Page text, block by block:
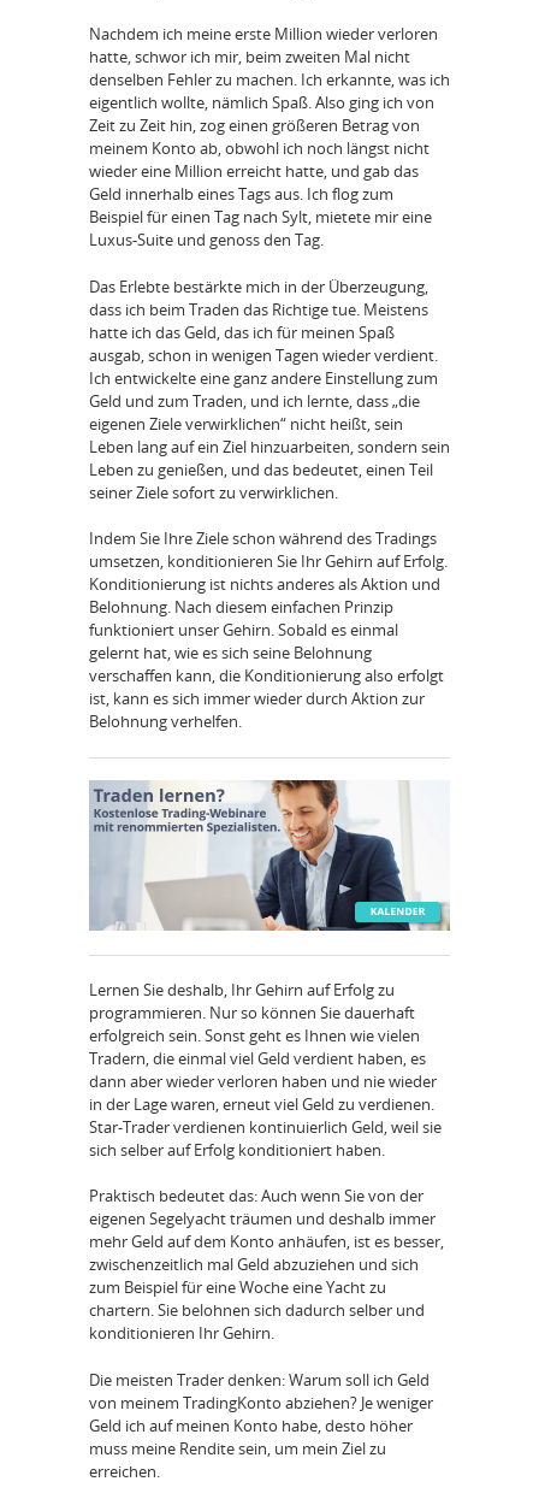
Nachdem ich meine erste Million wieder verloren
hatte, schwor ich mir, beim zweiten Mal nicht
denselben Fehler zu machen. Ich erkannte, was ich
eigentlich wollte, nämlich Spaß. Also ging ich von
Zeit zu Zeit hin, zog einen größeren Betrag von
meinem Konto ab, obwohl ich noch längst nicht
wieder eine Million erreicht hatte, und gab das
Geld innerhalb eines Tags aus. Ich flog zum
Beispiel für einen Tag nach Sylt, mietete mir eine
Luxus-Suite und genoss den Tag.
Das Erlebte bestärkte mich in der Überzeugung,
dass ich beim Traden das Richtige tue. Meistens
hatte ich das Geld, das ich für meinen Spaß
ausgab, schon in wenigen Tagen wieder verdient.
Ich entwickelte eine ganz andere Einstellung zum
Geld und zum Traden, und ich lernte, dass „die
eigenen Ziele verwirklichen“ nicht heißt, sein
Leben lang auf ein Ziel hinzuarbeiten, sondern sein
Leben zu genießen, und das bedeutet, einen Teil
seiner Ziele sofort zu verwirklichen.
Indem Sie Ihre Ziele schon während des Tradings
umsetzen, konditionieren Sie Ihr Gehirn auf Erfolg.
Konditionierung ist nichts anderes als Aktion und
Belohnung. Nach diesem einfachen Prinzip
funktioniert unser Gehirn. Sobald es einmal
gelernt hat, wie es sich seine Belohnung
verschaffen kann, die Konditionierung also erfolgt
ist, kann es sich immer wieder durch Aktion zur
Belohnung verhelfen.
Lernen Sie deshalb, Ihr Gehirn auf Erfolg zu
programmieren. Nur so können Sie dauerhaft
erfolgreich sein. Sonst geht es Ihnen wie vielen
Tradern, die einmal viel Geld verdient haben, es
dann aber wieder verloren haben und nie wieder
in der Lage waren, erneut viel Geld zu verdienen.
Star-Trader verdienen kontinuierlich Geld, weil sie
sich selber auf Erfolg konditioniert haben.
Praktisch bedeutet das: Auch wenn Sie von der
eigenen Segelyacht träumen und deshalb immer
mehr Geld auf dem Konto anhäufen, ist es besser,
zwischenzeitlich mal Geld abzuziehen und sich
zum Beispiel für eine Woche eine Yacht zu
chartern. Sie belohnen sich dadurch selber und
konditionieren Ihr Gehirn.
Die meisten Trader denken: Warum soll ich Geld
von meinem TradingKonto abziehen? Je weniger
Geld ich auf meinen Konto habe, desto höher
muss meine Rendite sein, um mein Ziel zu
erreichen.